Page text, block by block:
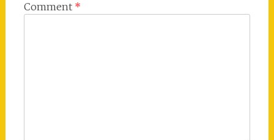
Comment *